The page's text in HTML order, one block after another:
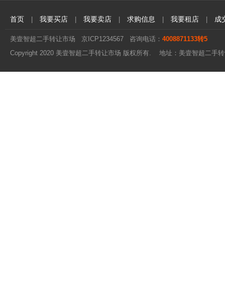
首页 我要买店 我要卖店 求购信息 我要租店 成
美壹智超二手转让市场 京ICP1234567 咨询电话： 4008871133转5
Copyright 2020 美壹智超二手转让市场 版权所有. 地址：美壹智超二手